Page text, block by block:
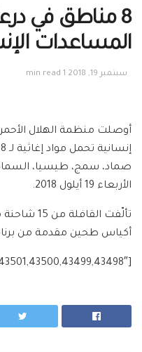
8 مناطق في
المساعدات
سبتمبر 19, 2018 1 min read
أوصلت منظمة الهلال
صماد، سمج، طيسيا،
الأربعاء 19 أيلول 2018.
أكياس طحين مقدمة من
[g_slider2 source=”media: 43501,43500,43499,43498″]